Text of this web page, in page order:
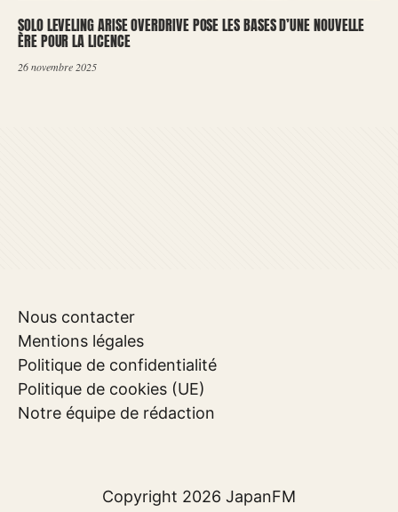
SOLO LEVELING ARISE OVERDRIVE POSE LES BASES D’UNE NOUVELLE
ÈRE POUR LA LICENCE
26 novembre 2025
Nous contacter
Mentions légales
Politique de confidentialité
Politique de cookies (UE)
Notre équipe de rédaction
Copyright 2026 JapanFM